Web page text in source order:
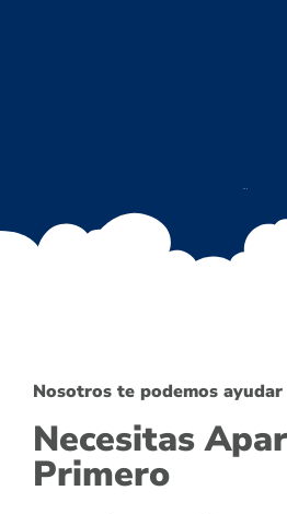
Nosotros te podemos ayudar
Necesitas
Primero